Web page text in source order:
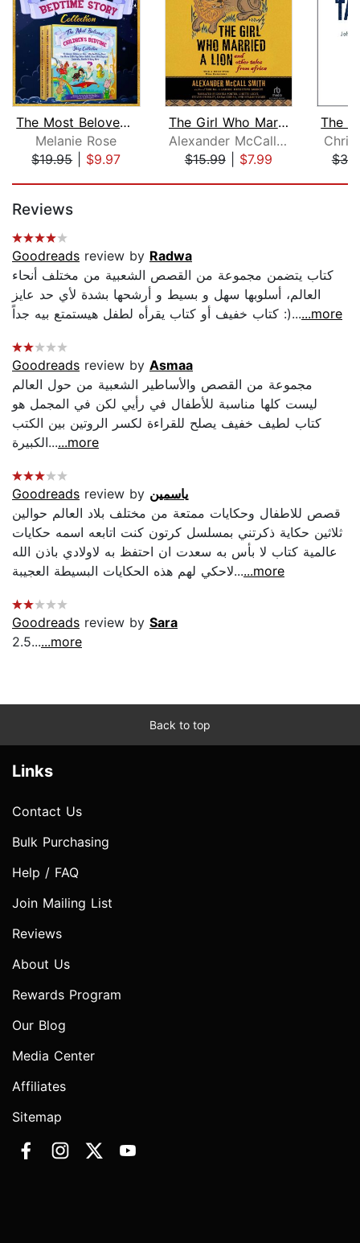
The Most Beloved Children's Bedtime S...
Melanie Rose
$19.95| $9.97
The Girl Who Married a Lion
Alexander McCall Smith
$15.99| $7.99
Reviews
Goodreads review by Radwa
كتاب يتضمن مجموعة من القصص الشعبية من مختلف أنحاء
العالم، أسلوبها سهل و بسيط و أرشحها بشدة لأي حد عايز
كتاب خفيف أو كتاب يقرأه لطفل هيستمتع بيه جداً :)......more
Goodreads review by Asmaa
مجموعة من القصص والأساطير الشعبية من حول العالم
ليست كلها مناسبة للأطفال في رأيي لكن في المجمل هو
كتاب لطيف خفيف يصلح للقراءة لكسر الروتين بين الكتب
الكبيرة......more
Goodreads review by ياسمين
قصص للاطفال وحكايات ممتعة من مختلف بلاد العالم حوالين
ثلاثين حكاية ذكرتني بمسلسل كرتون كنت اتابعه اسمه حكايات
عالمية كتاب لا بأس به سعدت ان احتفظ به لاولادي باذن الله
لاحكي لهم هذه الحكايات البسيطة العجيبة......more
Goodreads review by Sara
2.5......more
Back to top
Links
Contact Us
Bulk Purchasing
Help / FAQ
Join Mailing List
Reviews
About Us
Rewards Program
Our Blog
Media Center
Affiliates
Sitemap